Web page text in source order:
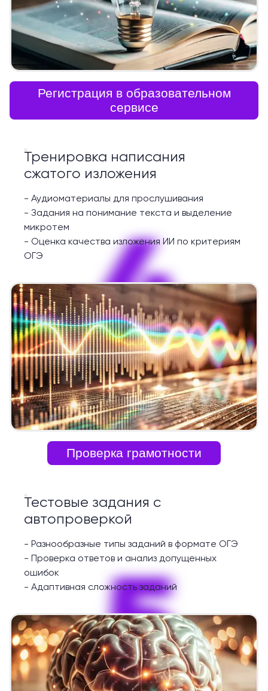
Регистрация в образовательном
сервисе
4
Тренировка написания
сжатого изложения
- Аудиоматериалы для прослушивания
- Задания на понимание текста и выделение
микротем
- Оценка качества изложения ИИ по критериям
ОГЭ
Проверка грамотности
5
Тестовые задания с
автопроверкой
- Разнообразные типы заданий в формате ОГЭ
- Проверка ответов и анализ допущенных
ошибок
- Адаптивная сложность заданий